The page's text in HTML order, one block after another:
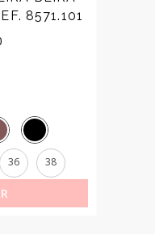
8571.101
36 38